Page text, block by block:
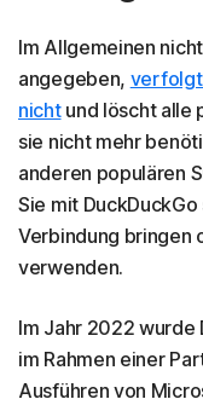
Im Allgemeinen
angegeben, verfolgt
nichtund löscht alle
sie nicht mehr
anderen populären
Sie mit
Verbindung bringen
verwenden.
Im Jahr 2022 wurde
im Rahmen einer
Ausführen von